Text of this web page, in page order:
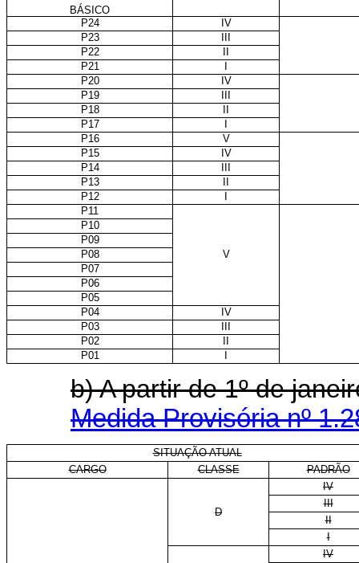
BÁSICO
P24
IV
P23
P22
P21
P20
IV
P19
P18
P17
P16
V
P15
IV
P14
P13
P12
P11
P10
P09
P08
V
P07
P06
P05
P04
IV
P03
P02
P01
b) A partir de 1º de
Medida Provisória nº
SITUAÇÃO ATUAL
CARGO
CLASSE PADRÃO
D
IV
III
II
I
IV